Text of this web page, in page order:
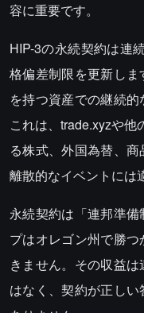
容に重要です。
HIP-3の永続契約は連
格偏差制限を更新し
を持つ資産での継続的
これは、trade.xyzや他
る株式、外国為替、商
離散的なイベントには
永続契約は「連邦準
プはオレゴン州で勝
きません。その収益
はなく、契約が正し